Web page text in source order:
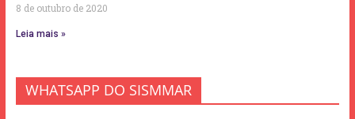
8 de outubro de 2020
Leia mais »
WHATSAPP DO SISMMAR